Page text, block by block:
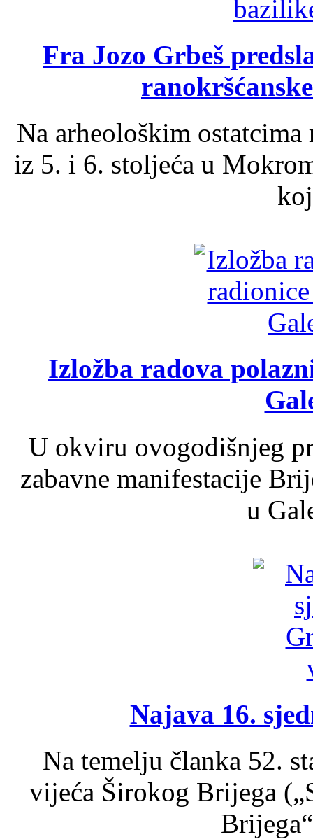
Fra Jozo Grbeš
Na arheološkim
iz 5. i 6. stoljeća u
Izložba radova
U okviru ovogodišnjeg
zabavne manifestacije
u
Najava 16.
Na temelju članka 52.
vijeća Širokog Brijega